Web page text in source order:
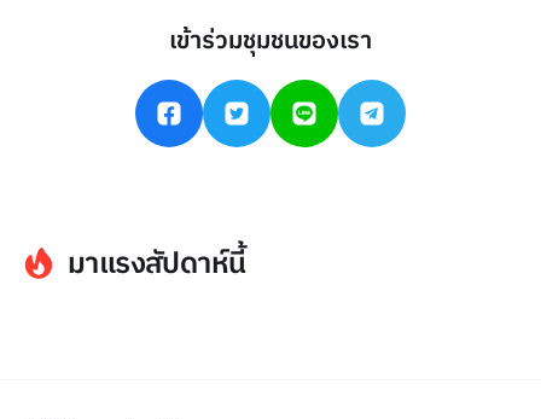
เข้าร่วมชุมชนของเรา
มาแรงสัปดาห์นี้